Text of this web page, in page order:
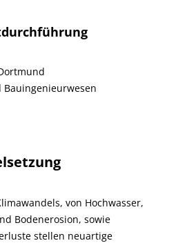
von Hochwasser,
Bodenerosion, sowie
stellen neuartige